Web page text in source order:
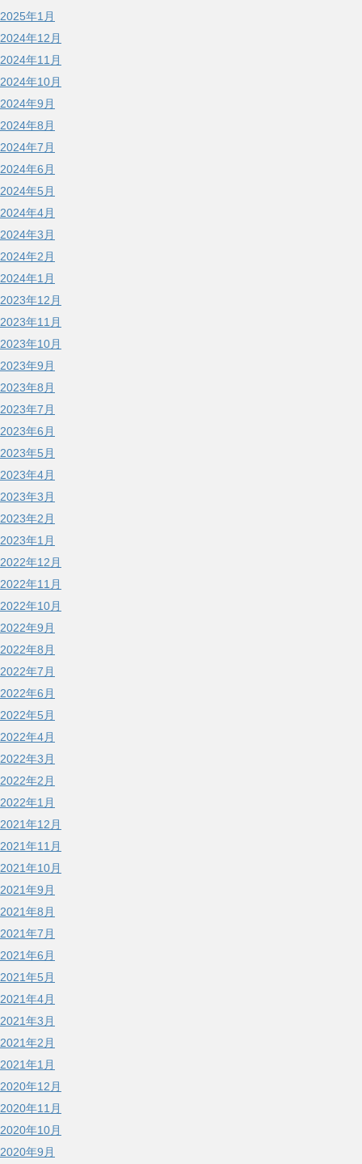
2025年1月
2024年12月
2024年11月
2024年10月
2024年9月
2024年8月
2024年7月
2024年6月
2024年5月
2024年4月
2024年3月
2024年2月
2024年1月
2023年12月
2023年11月
2023年10月
2023年9月
2023年8月
2023年7月
2023年6月
2023年5月
2023年4月
2023年3月
2023年2月
2023年1月
2022年12月
2022年11月
2022年10月
2022年9月
2022年8月
2022年7月
2022年6月
2022年5月
2022年4月
2022年3月
2022年2月
2022年1月
2021年12月
2021年11月
2021年10月
2021年9月
2021年8月
2021年7月
2021年6月
2021年5月
2021年4月
2021年3月
2021年2月
2021年1月
2020年12月
2020年11月
2020年10月
2020年9月